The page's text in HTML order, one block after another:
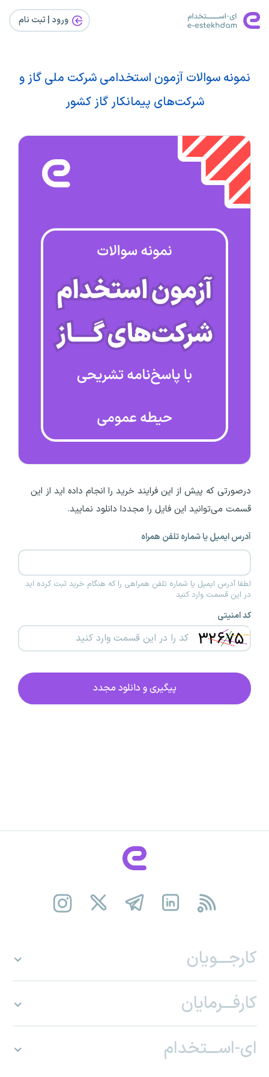
ورود | ثبت‌ نام
نمونه سوالات آزمون استخدامی شرکت ملی گاز و
شرکت‌های پیمانکار گاز کشور
درصورتی که پیش از این فرایند خرید را انجام داده اید از این
قسمت می‌توانید این فایل را مجددا دانلود نمایید.
آدرس ایمیل یا شماره تلفن همراه
لطفا آدرس ایمیل یا شماره تلفن همراهی را که هنگام خرید ثبت کرده اید
در این قسمت وارد کنید
کد امنیتی
پیگیری و دانلود مجدد
کارجـــویان
کارفـــرمایان
ای-اســـتخدام